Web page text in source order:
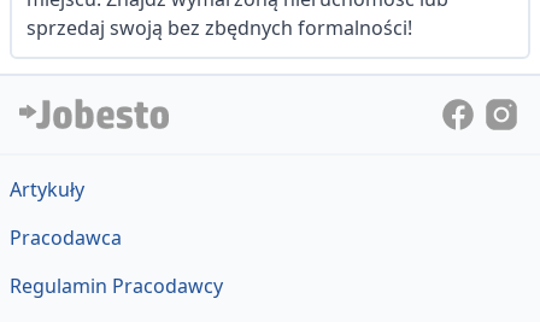
sprzedaj swoją bez zbędnych formalności!
Artykuły
Pracodawca
Regulamin Pracodawcy